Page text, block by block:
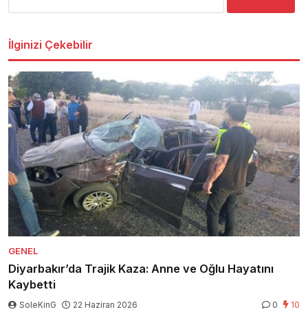
İlginizi Çekebilir
GENEL
Diyarbakır’da Trajik Kaza: Anne ve Oğlu Hayatını
Kaybetti
SoleKinG 22 Haziran 2026 0 10